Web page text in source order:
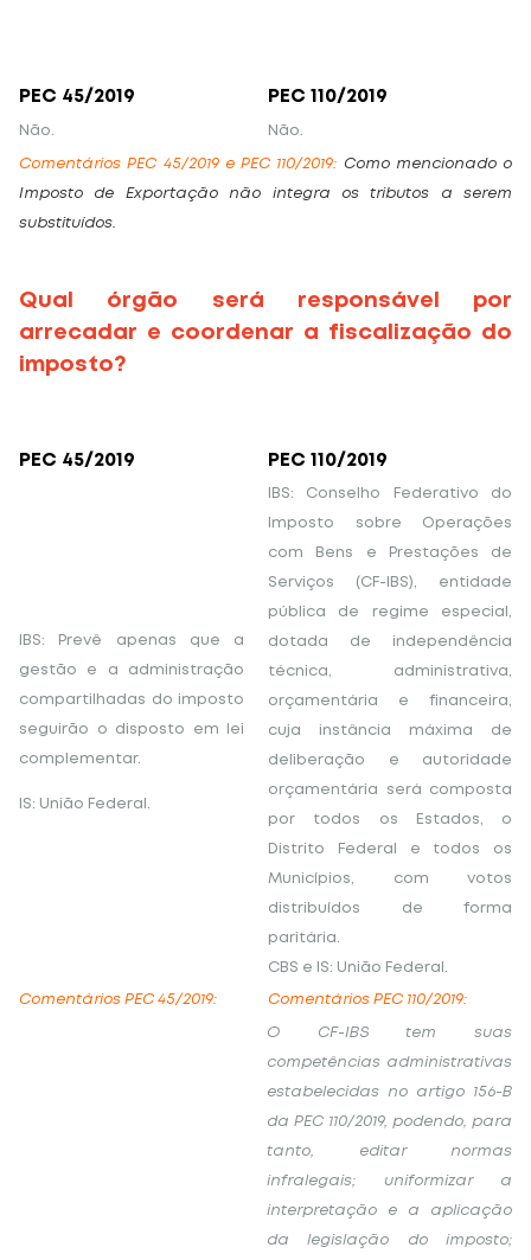
PEC 45/2019 PEC 110/2019
Não. Não.
Comentários PEC 45/2019 e PEC 110/2019: Como mencionado o
Imposto de Exportação não integra os tributos a serem
substituídos.
Qual órgão será responsável por
arrecadar e coordenar a fiscalização do
imposto?
PEC 45/2019 PEC 110/2019
IBS: Prevê apenas que a
gestão e a administração
compartilhadas do imposto
seguirão o disposto em lei
complementar.
IS: União Federal.
IBS: Conselho Federativo do
Imposto sobre Operações
com Bens e Prestações de
Serviços (CF-IBS), entidade
pública de regime especial,
dotada de independência
técnica, administrativa,
orçamentária e financeira,
cuja instância máxima de
deliberação e autoridade
orçamentária será composta
por todos os Estados, o
Distrito Federal e todos os
Municípios, com votos
distribuídos de forma
paritária.
CBS e IS: União Federal.
Comentários PEC 45/2019: Comentários PEC 110/2019:
O CF-IBS tem suas
competências administrativas
estabelecidas no artigo 156-B
da PEC 110/2019, podendo, para
tanto, editar normas
infralegais; uniformizar a
interpretação e a aplicação
da legislação do imposto;